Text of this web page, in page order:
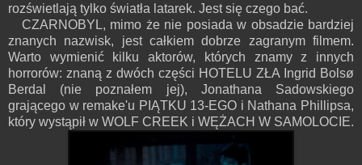
rozświetlają tylko światła latarek. Jest się czego bać.
CZARNOBYL, mimo że nie posiada w obsadzie bardziej
znanych nazwisk, jest całkiem dobrze zagranym filmem.
Warto wymienić kilku aktorów, których znamy z innych
horrorów: znaną z dwóch części HOTELU ZŁA Ingrid Bolsø
Berdal (nie poznałem jej), Jonathana Sadowskiego
grającego w remake'u PIĄTKU 13-EGO i Nathana Phillipsa,
który wystąpił w WOLF CREEK i WĘŻACH W SAMOLOCIE.